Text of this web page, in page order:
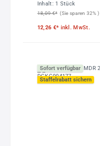
Inhalt: 1 Stück
18,09 €* (Sie sparen 32% )
12,26 €* inkl. MwSt.
Sofort verfügbar
Staffelrabatt sichern